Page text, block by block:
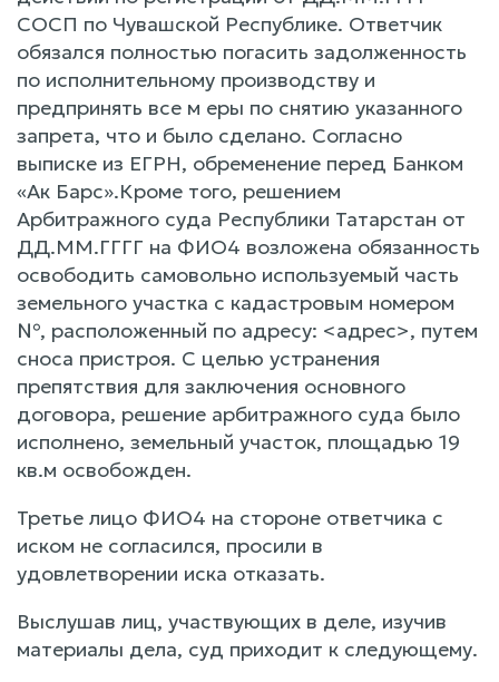
СОСП по Чувашской Республике. Ответчик
обязался полностью погасить задолженность
по исполнительному производству и
предпринять все м еры по снятию указанного
запрета, что и было сделано. Согласно
выписке из ЕГРН, обременение перед Банком
«Ак Барс».Кроме того, решением
Арбитражного суда Республики Татарстан от
ДД.ММ.ГГГГ на ФИО4 возложена обязанность
освободить самовольно используемый часть
земельного участка с кадастровым номером
№, расположенный по адресу: <адрес>, путем
сноса пристроя. С целью устранения
препятствия для заключения основного
договора, решение арбитражного суда было
исполнено, земельный участок, площадью 19
кв.м освобожден.
Третье лицо ФИО4 на стороне ответчика с
иском не согласился, просили в
удовлетворении иска отказать.
Выслушав лиц, участвующих в деле, изучив
материалы дела, суд приходит к следующему.